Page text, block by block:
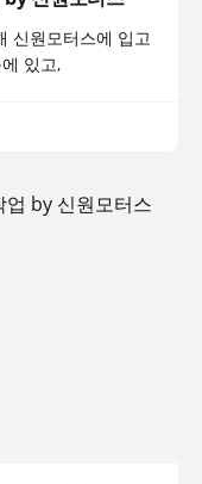
신원모터스에 입고
있고,